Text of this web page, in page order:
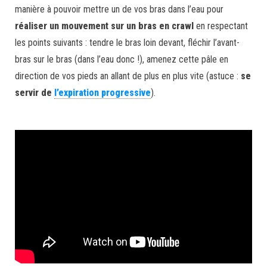
manière à pouvoir mettre un de vos bras dans l’eau pour
réaliser un mouvement sur un bras en crawl en respectant
les points suivants : tendre le bras loin devant, fléchir l’avant-
bras sur le bras (dans l’eau donc !), amenez cette pâle en
direction de vos pieds an allant de plus en plus vite (astuce : se
servir de l’expiration progressive).